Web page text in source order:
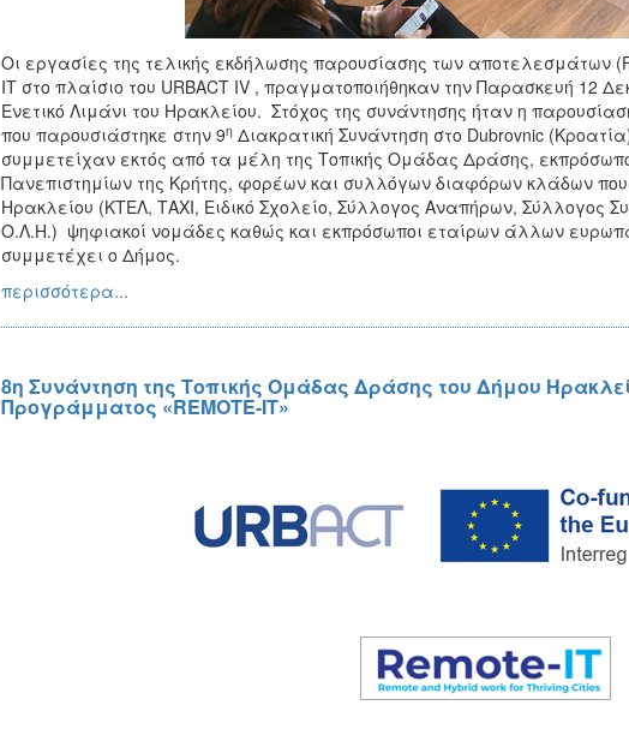
Οι εργασίες της τελικής εκδήλωσης παρουσίασης των αποτελεσμάτων
IT στο πλαίσιο του URBACT IV , πραγματοποιήθηκαν την Παρασκευή 12
Ενετικό Λιμάνι του Ηρακλείου. Στόχος της συνάντησης ήταν η
που παρουσιάστηκε στην 9η Διακρατική Συνάντηση στο Dubrovnic
συμμετείχαν εκτός από τα μέλη της Τοπικής Ομάδας Δράσης,
Πανεπιστημίων της Κρήτης, φορέων και συλλόγων διαφόρων κλάδων που
Ηρακλείου (ΚΤΕΛ, ΤΑΧΙ, Ειδικό Σχολείο, Σύλλογος Αναπήρων, Σύλλογος
Ο.Λ.Η.) ψηφιακοί νομάδες καθώς και εκπρόσωποι εταίρων άλλων
συμμετέχει ο Δήμος.
περισσότερα...
8η Συνάντηση της Τοπικής Ομάδας Δράσης του Δήμου
Προγράμματος «REMOTE-IT»